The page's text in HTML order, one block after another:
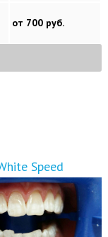
от 700 руб.
Speed